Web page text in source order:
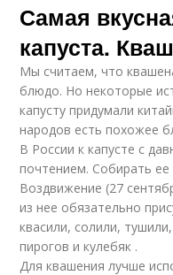
Самая
капуста.
Мы считаем, что
блюдо. Но некоторые
капусту придумали
народов есть похожее
В России к капусте с
почтением. Собирать
Воздвижение (27
из нее обязательно
квасили, солили,
пирогов и кулебяк .
Для квашения лучше